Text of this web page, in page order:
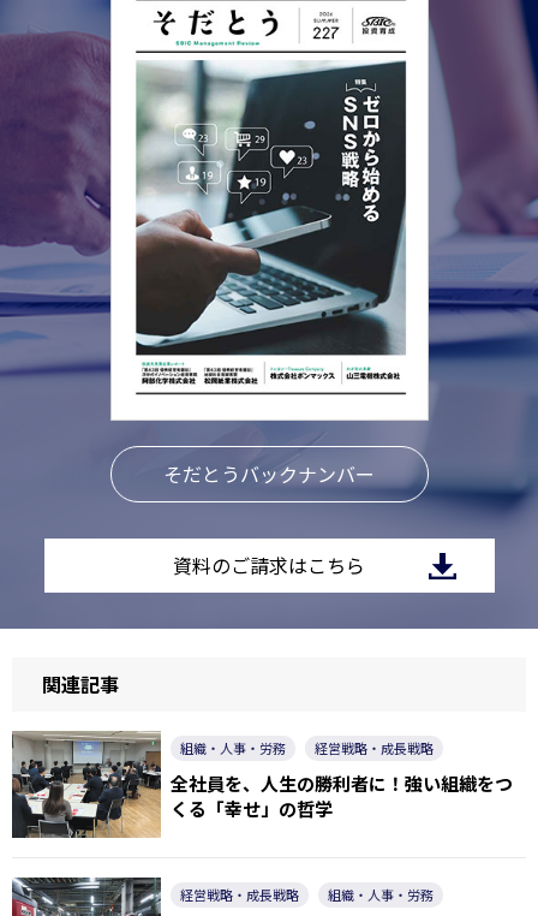
そだとうバックナンバー
資料のご請求はこちら
関連記事
組織・人事・労務 経営戦略・成長戦略
全社員を、人生の勝利者に！強い組織をつ
くる「幸せ」の哲学
経営戦略・成長戦略 組織・人事・労務